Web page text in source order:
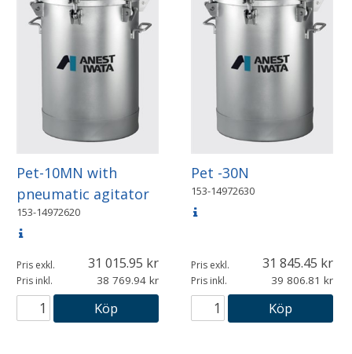
Pet-10MN with
pneumatic agitator
153-14972620
Pris exkl. 31 015.95
Pris inkl. 38 769.94
Köp
Pet -30N
153-14972630
Pris exkl. 31 845.45
Pris inkl. 39 806.81
Köp